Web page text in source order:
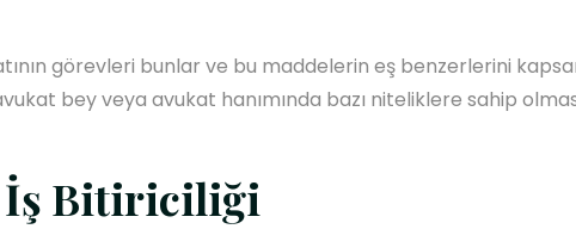
görevleri bunlar ve bu maddelerin eş benzerlerini
bey veya avukat hanımında bazı niteliklere sahip
İş Bitiriciliği